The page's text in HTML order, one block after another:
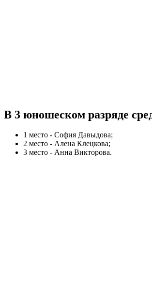
В 3 юношеском разряде
1 место - София Давыдова;
2 место - Алена Клецкова;
3 место - Анна Викторова.